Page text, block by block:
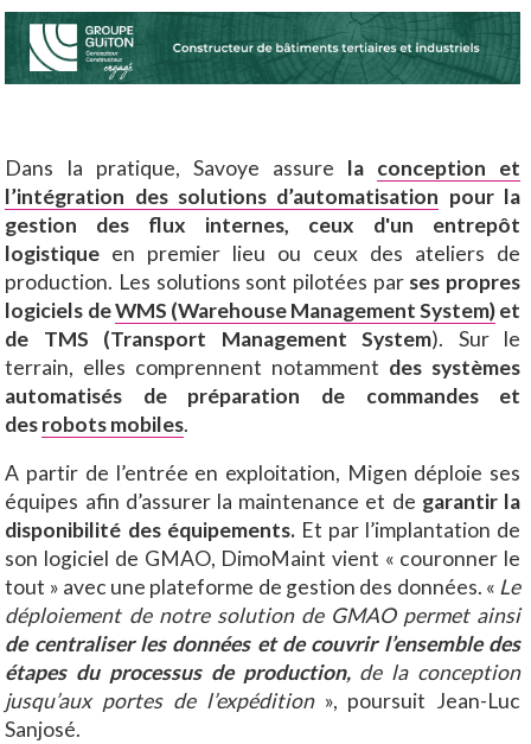
Dans la pratique, Savoye assure la conception et
l’intégration des solutions d’automatisation pour la
gestion des flux internes, ceux d'un entrepôt
logistique en premier lieu ou ceux des ateliers de
production. Les solutions sont pilotées par ses propres
logiciels deWMS (Warehouse Management System)et
de TMS (Transport Management System). Sur le
terrain, elles comprennent notamment des systèmes
automatisés de préparation de commandes et
desrobots mobiles.
A partir de l’entrée en exploitation, Migen déploie ses
équipes afin d’assurer la maintenance et de garantir la
disponibilité des équipements.Et par l’implantation de
son logiciel de GMAO, DimoMaint vient « couronner le
tout » avec une plateforme de gestion des données. « Le
déploiement de notre solution de GMAO permet ainsi
de centraliser les données et de couvrir l’ensemble des
étapes du processus de production,de la conception
jusqu’aux portes de l’expédition», poursuit Jean-Luc
Sanjosé.